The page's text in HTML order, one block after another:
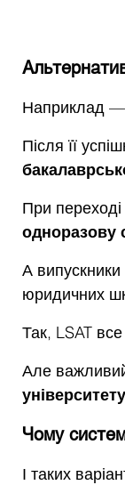
Наприклад
Після її
При
одноразову
А
юридичних
Так, LSAT
Але
Чому
І таких